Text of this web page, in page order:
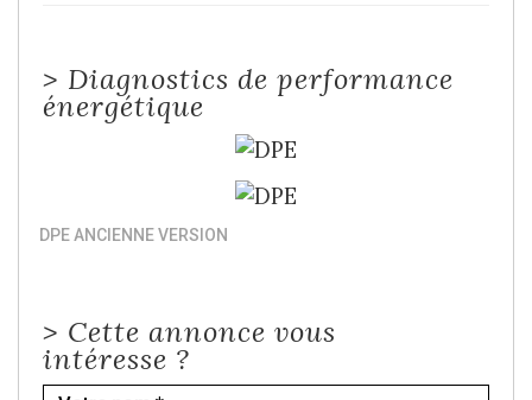
> Diagnostics de performance
énergétique
DPE ANCIENNE VERSION
> Cette annonce vous
intéresse ?